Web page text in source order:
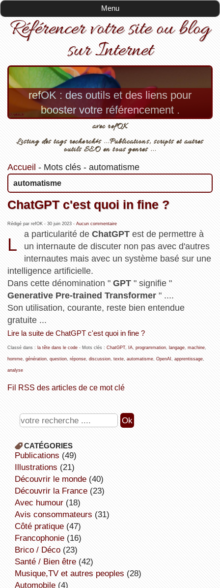
Menu
Référencer votre site ou blog
sur Internet
refOK : des outils et des liens pour
booster votre référencement .
avec refOK
Listing des tags recherchés ...Publications, scripts et autres
outils SEO en tous genres ...
Accueil - Mots clés- automatisme
automatisme
ChatGPT c'est quoi in fine ?
Rédigé par refOK - 30 juin 2023- Aucun commentaire
L
a particularité deChatGPTest de permettre à
un internaute de discuter non pas avec d'autres
internautes mais avec un système basé sur une
intelligence artificielle.
Dans cette dénomination " GPT " signifie "
Generative Pre-trained Transformer" ....
Son utilisation, courante, reste bien entendue
gratuite ...
Lire la suite de ChatGPT c'est quoi in fine ?
Classé dans : la tête dans le code- Mots clés : ChatGPT, IA, programmation, langage, machine,
homme, génération, question, réponse, discussion, texte, automatisme, OpenAI apprentissage,
analyse
Fil RSS des articles de ce mot clé
CATÉGORIES
publications (49)
illustrations (21)
découvrir le monde(40)
découvrir la France(23)
avec humour(18)
avis consommateurs (31)
côté pratique(47)
Francophonie(16)
Brico / Déco(23)
Santé / Bien être(42)
Musique,TV et autres peoples (28)
Automobile(4)